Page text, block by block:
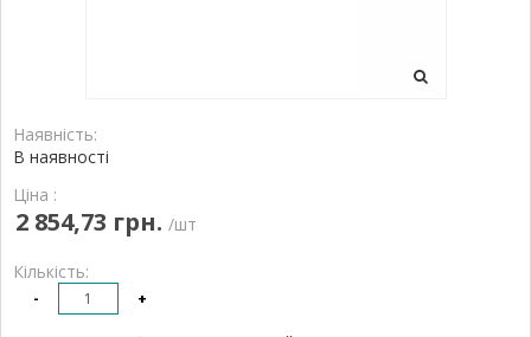
Наявність:
В наявності
Ціна :
2 854,73 грн. /шт
Кількість:
- +